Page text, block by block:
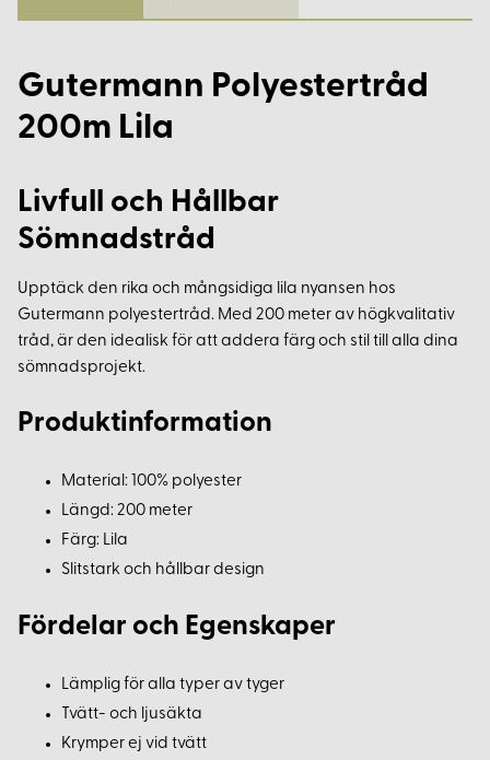
Gutermann Polyestertråd
200m Lila
Livfull och Hållbar
Sömnadstråd
Upptäck den rika och mångsidiga lila nyansen hos
Gutermann polyestertråd. Med 200 meter av högkvalitativ
tråd, är den idealisk för att addera färg och stil till alla dina
sömnadsprojekt.
Produktinformation
Material: 100% polyester
Längd: 200 meter
Färg: Lila
Slitstark och hållbar design
Fördelar och Egenskaper
Lämplig för alla typer av tyger
Tvätt- och ljusäkta
Krymper ej vid tvätt